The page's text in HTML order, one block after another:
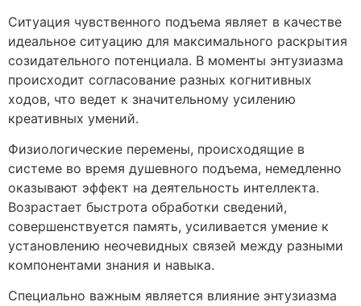
Ситуация чувственного подъема являет в качестве
идеальное ситуацию для максимального раскрытия
созидательного потенциала. В моменты энтузиазма
происходит согласование разных когнитивных
ходов, что ведет к значительному усилению
креативных умений.
Физиологические перемены, происходящие в
системе во время душевного подъема, немедленно
оказывают эффект на деятельность интеллекта.
Возрастает быстрота обработки сведений,
совершенствуется память, усиливается умение к
установлению неочевидных связей между разными
компонентами знания и навыка.
Специально важным является влияние энтузиазма